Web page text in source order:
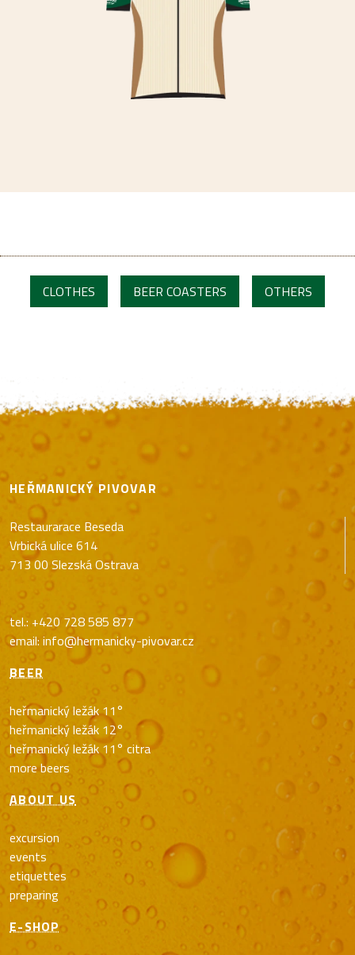
CLOTHES BEER COASTERS OTHERS
HEŘMANICKÝ PIVOVAR
Restaurarace Beseda
Vrbická ulice 614
713 00 Slezská Ostrava
tel.: +420 728 585 877
email: info@hermanicky-pivovar.cz
BEER
heřmanický ležák 11°
heřmanický ležák 12°
heřmanický ležák 11° citra
more beers
ABOUT US
excursion
events
etiquettes
preparing
E-SHOP